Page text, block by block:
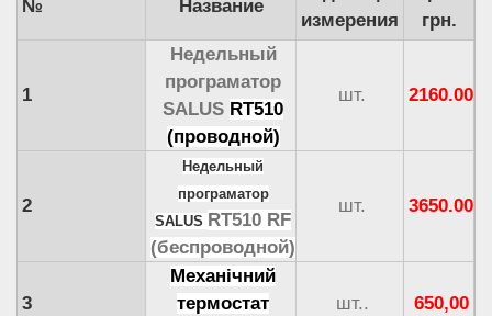
С
шт.
грн.
№ Название
измерения
грн.
1
Недельный
програматор
SALUS RT510
(проводной)
шт. 2160.00
2
Недельный
програматор
SALUS RT510 RF
(беспроводной)
шт. 3650.00
3
Механічний
термостат
шт.. 650,00